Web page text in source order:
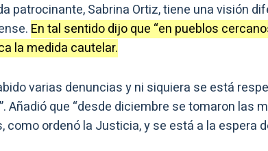
patrocinante, Sabrina Ortiz, tiene una visión
En tal sentido dijo que “en pueblos
la medida cautelar.
varias denuncias y ni siquiera se está
Añadió que “desde diciembre se tomaron las
como ordenó la Justicia, y se está a la espera